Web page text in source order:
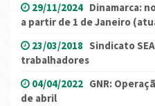
29/11/2024 Dinamarca:
a partir de 1 de Janeiro
23/03/2018 Sindicato
trabalhadores
04/04/2022 GNR:
de abril